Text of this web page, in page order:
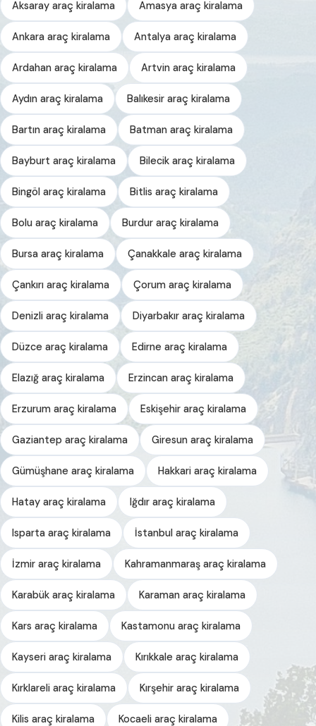
Aksaray araç kiralama Amasya araç kiralama
Ankara araç kiralama Antalya araç kiralama
Ardahan araç kiralama Artvin araç kiralama
Aydın araç kiralama Balıkesir araç kiralama
Bartın araç kiralama Batman araç kiralama
Bayburt araç kiralama Bilecik araç kiralama
Bingöl araç kiralama Bitlis araç kiralama
Bolu araç kiralama Burdur araç kiralama
Bursa araç kiralama Çanakkale araç kiralama
Çankırı araç kiralama Çorum araç kiralama
Denizli araç kiralama Diyarbakır araç kiralama
Düzce araç kiralama Edirne araç kiralama
Elazığ araç kiralama Erzincan araç kiralama
Erzurum araç kiralama Eskişehir araç kiralama
Gaziantep araç kiralama Giresun araç kiralama
Gümüşhane araç kiralama Hakkari araç kiralama
Hatay araç kiralama Iğdır araç kiralama
Isparta araç kiralama İstanbul araç kiralama
İzmir araç kiralama Kahramanmaraş araç kiralama
Karabük araç kiralama Karaman araç kiralama
Kars araç kiralama Kastamonu araç kiralama
Kayseri araç kiralama Kırıkkale araç kiralama
Kırklareli araç kiralama Kırşehir araç kiralama
Kilis araç kiralama Kocaeli araç kiralama